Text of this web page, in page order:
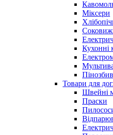
Міксери
Кухонні
Товари для
Швейні
Праски